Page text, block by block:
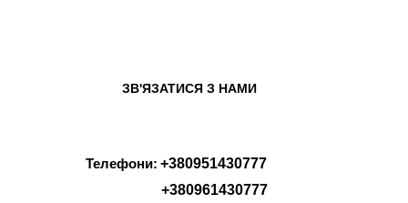
ЗВ'ЯЗАТИСЯ З НАМИ
Телефони: +380951430777
+380961430777